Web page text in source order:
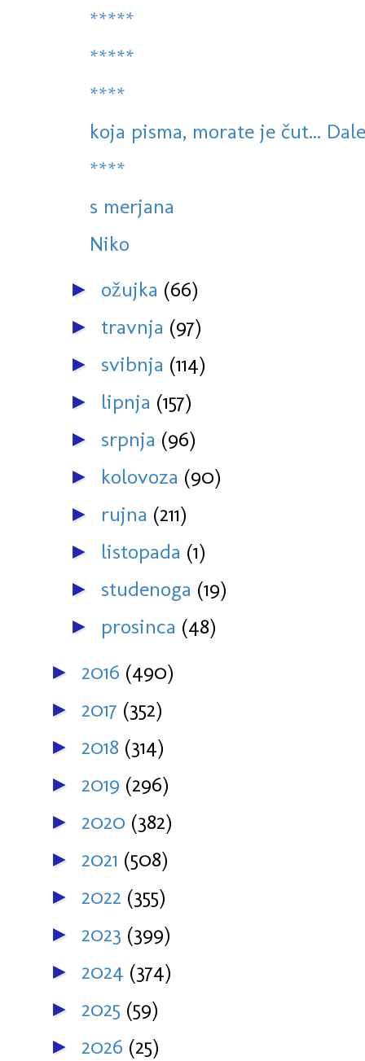
*****
*****
****
koja pisma, morate je čut...
****
s merjana
Niko
► ožujka (66)
► travnja (97)
► svibnja (114)
► lipnja (157)
► srpnja (96)
► kolovoza (90)
► rujna (211)
► listopada (1)
► studenoga (19)
► prosinca (48)
► 2016 (490)
► 2017 (352)
► 2018 (314)
► 2019 (296)
► 2020 (382)
► 2021 (508)
► 2022 (355)
► 2023 (399)
► 2024 (374)
► 2025 (59)
► 2026 (25)